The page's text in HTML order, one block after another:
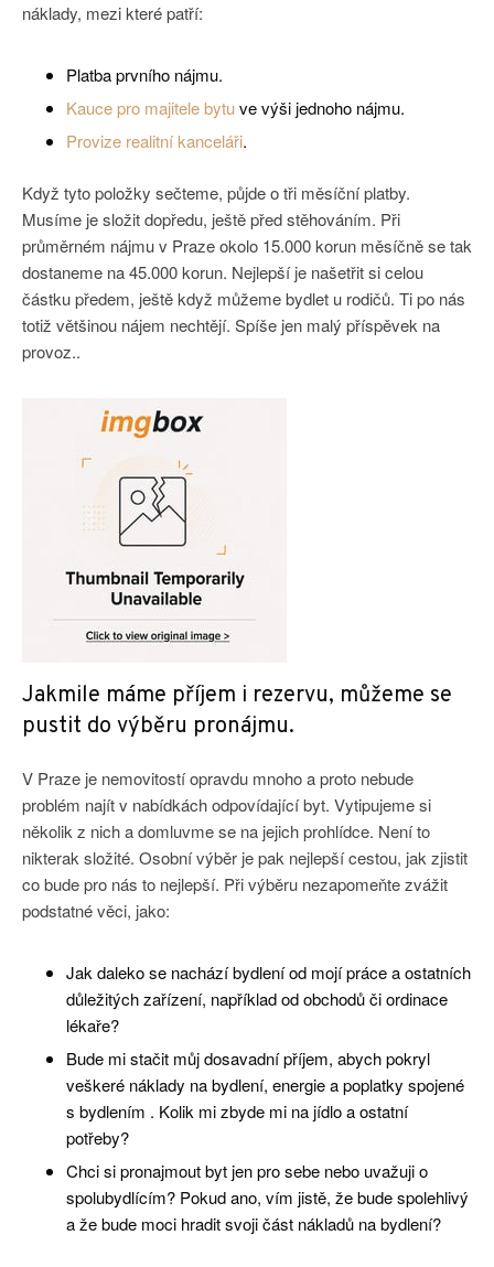
náklady, mezi které patří:
Platba prvního nájmu.
Kauce pro majitele bytuve výši jednoho nájmu.
Provize realitní kanceláři.
Když tyto položky sečteme, půjde o tři měsíční platby.
Musíme je složit dopředu, ještě před stěhováním. Při
průměrném nájmu v Praze okolo 15.000 korun měsíčně se tak
dostaneme na 45.000 korun. Nejlepší je našetřit si celou
částku předem, ještě když můžeme bydlet u rodičů. Ti po nás
totiž většinou nájem nechtějí. Spíše jen malý příspěvek na
provoz..
Jakmile máme příjem i rezervu, můžeme se
pustit do výběru pronájmu.
V Praze je nemovitostí opravdu mnoho a proto nebude
problém najít v nabídkách odpovídající byt. Vytipujeme si
několik z nich a domluvme se na jejich prohlídce. Není to
nikterak složité. Osobní výběr je pak nejlepší cestou, jak zjistit
co bude pro nás to nejlepší. Při výběru nezapomeňte zvážit
podstatné věci, jako:
Jak daleko se nachází bydlení od mojí práce a ostatních
důležitých zařízení, například od obchodů či ordinace
lékaře?
Bude mi stačit můj dosavadní příjem, abych pokryl
veškeré náklady na bydlení, energie a poplatky spojené
s bydlením . Kolik mi zbyde mi na jídlo a ostatní
potřeby?
Chci si pronajmout byt jen pro sebe nebo uvažuji o
spolubydlícím? Pokud ano, vím jistě, že bude spolehlivý
a že bude moci hradit svoji část nákladů na bydlení?